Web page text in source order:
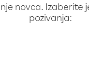
novca.
pozivanja: